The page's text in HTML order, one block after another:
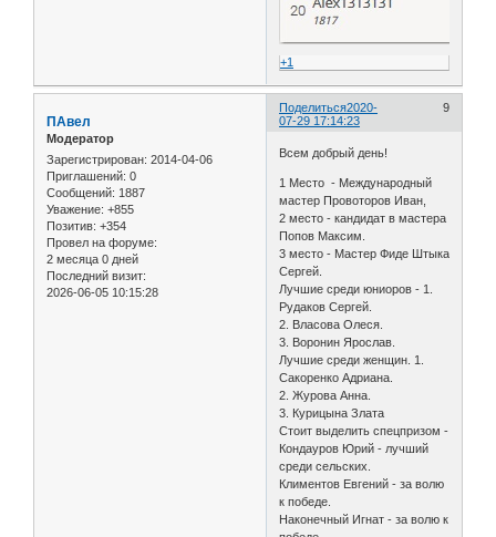
+1
Поделиться 9
2020-
07-29 17:14:23
ПАвел
Модератор
Зарегистрирован: 2014-04-06
Приглашений: 0
Сообщений: 1887
Уважение: +855
Позитив: +354
Провел на форуме:
2 месяца 0 дней
Последний визит:
2026-06-05 10:15:28
Всем добрый день!
1 Место - Международный
мастер Провоторов Иван,
2 место - кандидат в мастера
Попов Максим.
3 место - Мастер Фиде Штыка
Сергей.
Лучшие среди юниоров - 1.
Рудаков Сергей.
2. Власова Олеся.
3. Воронин Ярослав.
Лучшие среди женщин. 1.
Сакоренко Адриана.
2. Журова Анна.
3. Курицына Злата
Стоит выделить спецпризом -
Кондауров Юрий - лучший
среди сельских.
Климентов Евгений - за волю
к победе.
Наконечный Игнат - за волю к